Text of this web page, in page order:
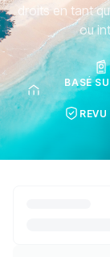
droits en tant
ou
BASÉ